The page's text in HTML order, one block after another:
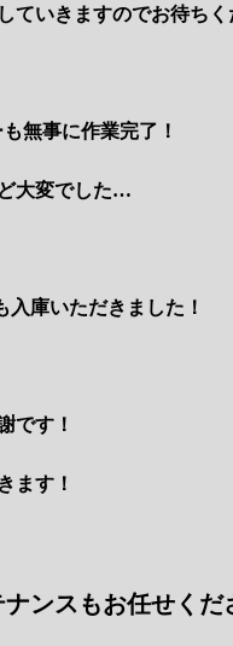
ていきますのでお待ち
無事に作業完了！
大変でした…
庫いただきました！
です！
ます！
ンスもお任せくだ